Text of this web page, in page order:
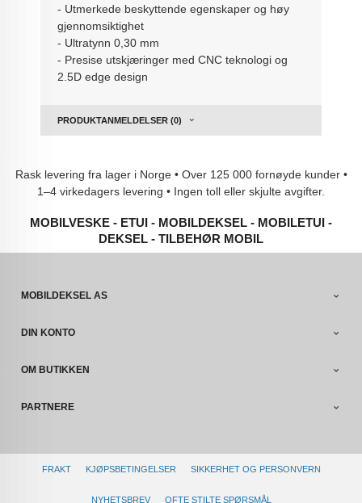
- Utmerkede beskyttende egenskaper og høy
gjennomsiktighet
- Ultratynn 0,30 mm
- Presise utskjæringer med CNC teknologi og
2.5D edge design
PRODUKTANMELDELSER (0)
Rask levering fra lager i Norge • Over 125 000 fornøyde kunder •
1–4 virkedagers levering • Ingen toll eller skjulte avgifter.
MOBILVESKE - ETUI - MOBILDEKSEL - MOBILETUI -
DEKSEL - TILBEHØR MOBIL
MOBILDEKSEL AS
DIN KONTO
OM BUTIKKEN
PARTNERE
FRAKT KJØPSBETINGELSER SIKKERHET OG PERSONVERN
NYHETSBREV OFTE STILTE SPØRSMÅL